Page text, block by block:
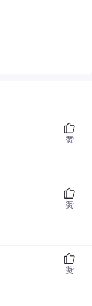
赞
赞
赞